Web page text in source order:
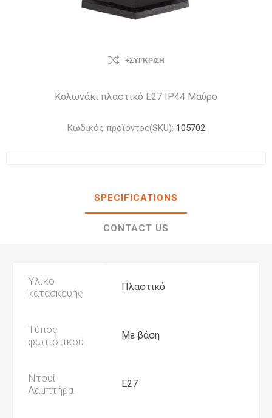
+ΣΎΓΚΡΙΣΗ
Κολωνάκι πλαστικό Ε27 IP44 Μαύρο
Κωδικός προϊόντος(SKU): 105702
SPECIFICATIONS
CONTACT US
Υλικό
κατασκευής
Πλαστικό
Τύπος
φωτιστικού
Με βάση
Ντουί
Λαμπτήρα
E27